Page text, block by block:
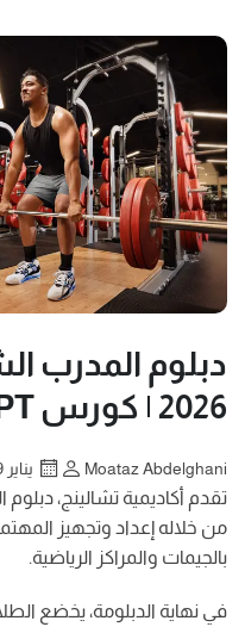
دبلوم المدرب
2026 | كورس PT
Moataz Abdelghani يناير 19, 2025
تقدم أكاديمية تشالينج،
بالجيمات والمراكز الرياضية.
في نهاية الدبلومة، يخضع